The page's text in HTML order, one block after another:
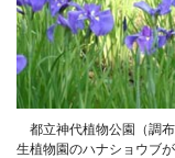
都立神代植物公園（調
生植物園のハナショウブ